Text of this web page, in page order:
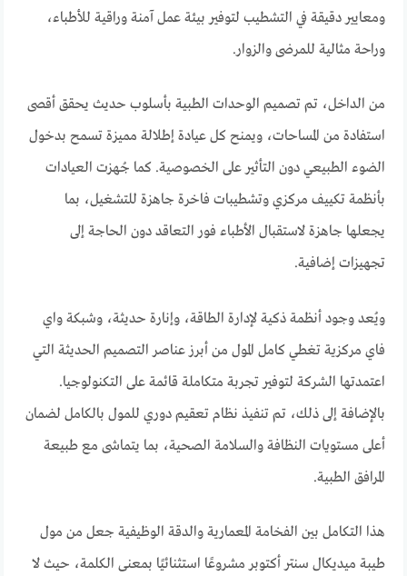
ومعايير دقيقة في التشطيب لتوفير بيئة عمل آمنة وراقية للأطباء،
وراحة مثالية للمرضى والزوار.
من الداخل، تم تصميم الوحدات الطبية بأسلوب حديث يحقق أقصى
استفادة من المساحات، ويمنح كل عيادة إطلالة مميزة تسمح بدخول
الضوء الطبيعي دون التأثير على الخصوصية. كما جُهزت العيادات
بأنظمة تكييف مركزي وتشطيبات فاخرة جاهزة للتشغيل، بما
يجعلها جاهزة لاستقبال الأطباء فور التعاقد دون الحاجة إلى
تجهيزات إضافية.
ويُعد وجود أنظمة ذكية لإدارة الطاقة، وإنارة حديثة، وشبكة واي
فاي مركزية تغطي كامل المول من أبرز عناصر التصميم الحديثة التي
اعتمدتها الشركة لتوفير تجربة متكاملة قائمة على التكنولوجيا.
بالإضافة إلى ذلك، تم تنفيذ نظام تعقيم دوري للمول بالكامل لضمان
أعلى مستويات النظافة والسلامة الصحية، بما يتماشى مع طبيعة
المرافق الطبية.
هذا التكامل بين الفخامة المعمارية والدقة الوظيفية جعل من مول
طيبة ميديكال سنتر أكتوبر مشروعًا استثنائيًا بمعنى الكلمة، حيث لا